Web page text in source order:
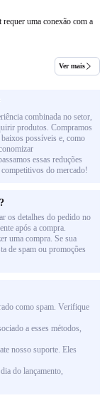
uma conexão com a
Ver mais
combinada no setor,
produtos. Compramos
possíveis e, como
essas reduções
do mercado!
os detalhes do pedido no
após a compra.
uma compra. Se sua
de spam ou promoções
como spam. Verifique
a esses métodos,
nosso suporte. Eles
do lançamento,